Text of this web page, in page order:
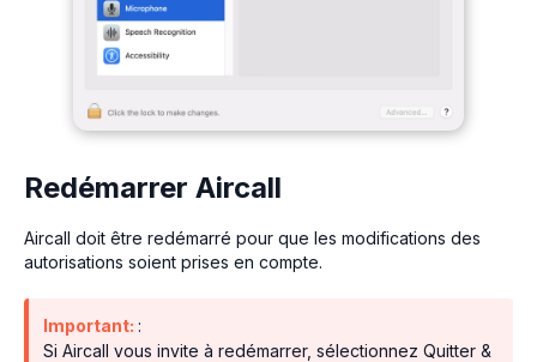
Redémarrer Aircall
Aircall doit être redémarré pour que les modifications des
autorisations soient prises en compte.
Important: :
Si Aircall vous invite à redémarrer, sélectionnez Quitter &